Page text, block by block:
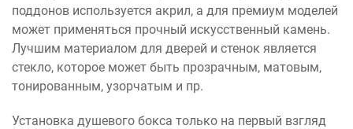
поддонов используется акрил, а для премиум моделей
может применяться прочный искусственный камень.
Лучшим материалом для дверей и стенок является
стекло, которое может быть прозрачным, матовым,
тонированным, узорчатым и пр.
Установка душевого бокса только на первый взгляд